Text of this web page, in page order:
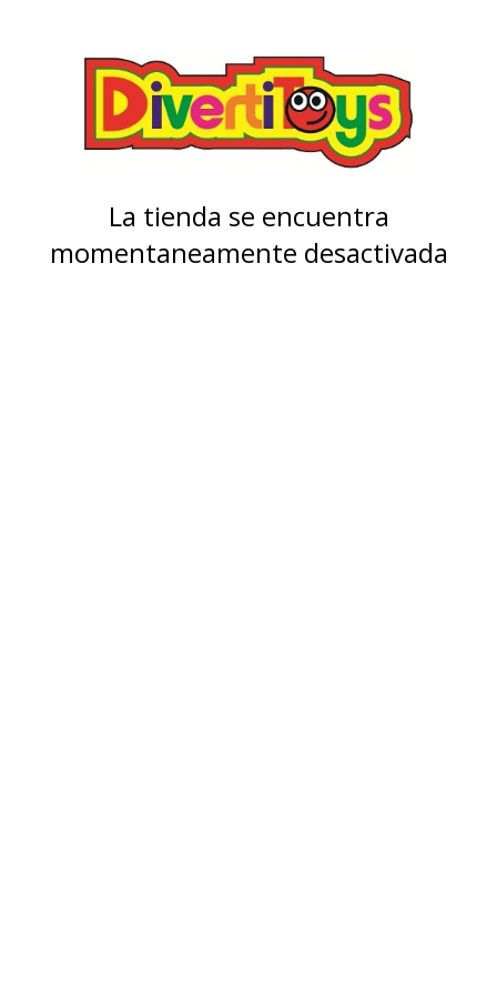
La tienda se encuentra
momentaneamente desactivada